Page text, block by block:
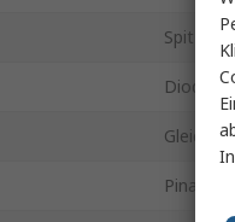
Spitzen-
Pinanzahl